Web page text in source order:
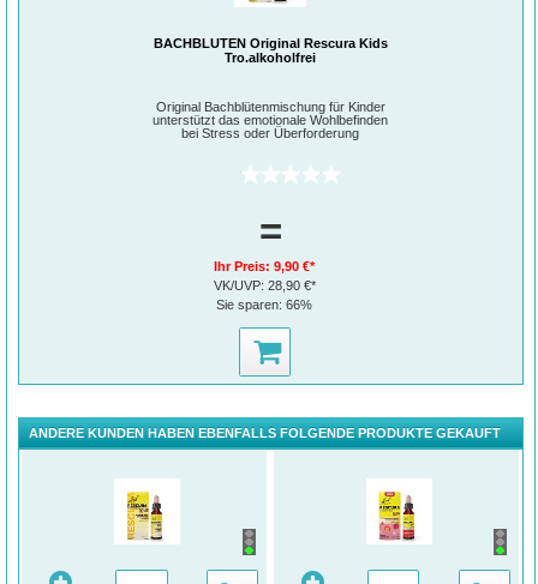
BACHBLÜTEN Original Rescura Kids
Tro.alkoholfrei
Original Bachblütenmischung für Kinder
unterstützt das emotionale Wohlbefinden
bei Stress oder Überforderung
(0)
=
Ihr Preis:9,90 €*
VK/UVP: 28,90 €*
Sie sparen:66%
ANDERE KUNDEN HABEN EBENFALLS FOLGENDE PRODUKTE GEKAUFT